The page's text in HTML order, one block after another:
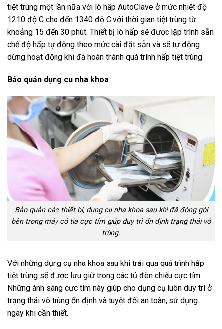
tiệt trùng một lần nữa với lò hấp AutoClave ở mức nhiệt độ
1210 độ C cho đến 1340 độ C với thời gian tiệt trùng từ
khoảng 15 đến 30 phút. Thiết bị lò hấp sẽ được lập trình sẵn
chế độ hấp tự động theo mức cài đặt sẵn và sẽ tự động
dừng hoạt động khi đã hoàn thành quá trình hấp tiệt trùng.
Bảo quản dụng cu nha khoa
Bảo quản các thiết bị, dụng cụ nha khoa sau khi đã đóng gói
bên trong máy có tia cực tím giúp duy trì ổn định trạng thái vô
trùng.
Với những dụng cụ nha khoa sau khi trải qua quá trình hấp
tiệt trùng sẽ được lưu giữ trong các tủ đèn chiếu cực tím.
Những ánh sáng cực tím này giúp cho dụng cụ luôn duy trì ở
trạng thái vô trùng ổn định và tuyệt đối an toàn, sử dụng
ngay khi cần thiết.